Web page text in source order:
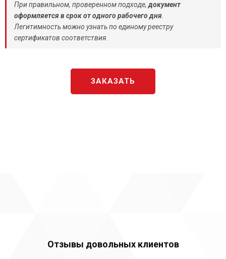
При правильном, проверенном подходе,документ
оформляется в срок от одного рабочего дня
Легитимность можно узнать по единому реестру
сертификатов соответствия.
ЗАКАЗАТЬ
Отзывы довольных клиентов